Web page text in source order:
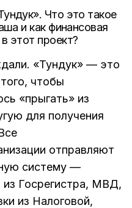
Что это такое
и как финансовая
этот проект?
«Тундук» — это
чтобы
«прыгать» из
для получения
отправляют
систему —
Госрегистра, МВД,
из Налоговой,